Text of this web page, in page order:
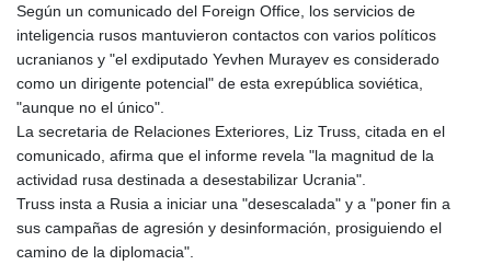
GTQ 8.794891
GYD 241.157003
HKD 9.067746
HNL 30.895616
HTG 150.718127
HUF 363.096405
IDR 20580.370421
ILS 3.468234
IMP 0.8566
Según un comunicado del Foreign Office, los servicios de
inteligencia rusos mantuvieron contactos con varios políticos
ucranianos y "el exdiputado Yevhen Murayev es considerado
como un dirigente potencial" de esta exrepública soviética,
"aunque no el único".
La secretaria de Relaciones Exteriores, Liz Truss, citada en el
comunicado, afirma que el informe revela "la magnitud de la
actividad rusa destinada a desestabilizar Ucrania".
Truss insta a Rusia a iniciar una "desescalada" y a "poner fin a
sus campañas de agresión y desinformación, prosiguiendo el
camino de la diplomacia".